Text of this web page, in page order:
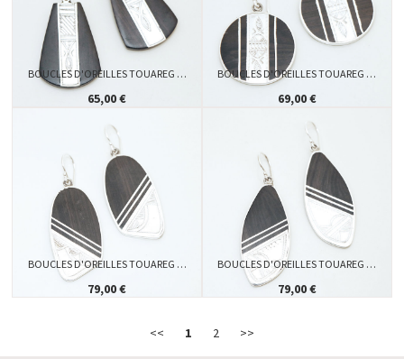
BOUCLES D'OREILLES TOUAREG …
65,00 €
BOUCLES D'OREILLES TOUAREG …
69,00 €
BOUCLES D'OREILLES TOUAREG …
79,00 €
BOUCLES D'OREILLES TOUAREG …
79,00 €
<< 1 2 >>